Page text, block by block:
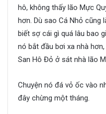
hô, không thấy lão Mực
hơn. Dù sao Cá Nhỏ cũng
biết sợ cái gì quá lâu bao
nó bắt đầu bơi xa nhà
San Hô Đỏ ở sát nhà lão
Chuyện nó đá vỏ ốc vào
đây chừng một tháng.